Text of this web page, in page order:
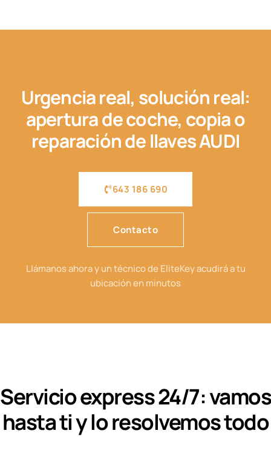
Urgencia real, solución real:
apertura de coche, copia o
reparación de llaves AUDI
643 186 690
Contacto
Llámanos ahora y un técnico de EliteKey acudirá a tu
ubicación en minutos
Servicio express 24/7: vamos
hasta ti y lo resolvemos todo